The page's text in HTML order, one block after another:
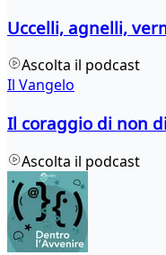
Uccelli, agnelli,
Ascolta il podcast
Il Vangelo
Il coraggio di non
Ascolta il podcast